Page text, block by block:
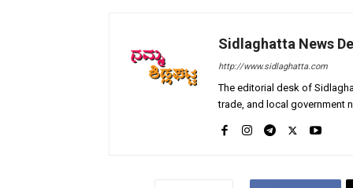
Sidlaghatta News
http://www.sidlaghatta.com
The editorial desk of
trade, and local government